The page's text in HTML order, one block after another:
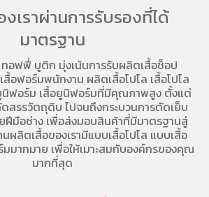
งเราผ่านการรับรองที่ได้
มาตรฐาน
ทอฟฟี่ บูติก มุ่งเน้นการรับผลิตเสื้อช็อป
สื้อฟอร์มพนักงาน ผลิตเสื้อโปโล เสื้อโปโล
นิฟอร์ม เสื้อยูนิฟอร์มที่มีคุณภาพสูง ตั้งแต่
สรรวัตถุดิบ ไปจนถึงกระบวนการตัดเย็บ
ฝีมือช่าง เพื่อส่งมอบสินค้าที่มีมาตรฐานสู่
ผลิตเสื้อของเรามีแบบเสื้อโปโล แบบเสื้อ
มากมาย เพื่อให้เมาะสมกับองค์กรของคุณ
มากที่สุด